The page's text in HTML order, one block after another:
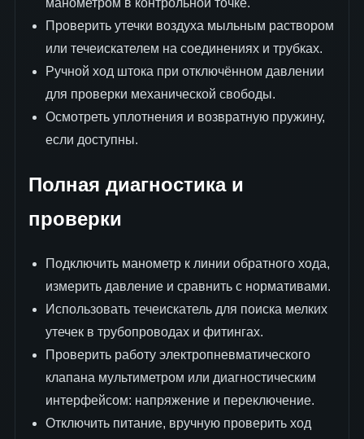
манометром в контрольной точке.
Проверить утечки воздуха мыльным раствором
или течеискателем на соединениях и трубках.
Ручной ход штока при отключённом давлении
для проверки механической свободы.
Осмотреть уплотнения и возвратную пружину,
если доступны.
Полная диагностика и
проверки
Подключить манометр к линии обратного хода,
измерить давление и сравнить с нормативами.
Использовать течеискатель для поиска мелких
утечек в трубопроводах и фитингах.
Проверить работу электропневматического
клапана мультиметром или диагностическим
интерфейсом: напряжение и переключение.
Отключить питание, вручную проверить ход